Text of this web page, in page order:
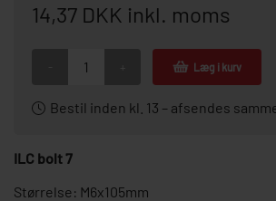
14,37 DKK inkl. moms
Læg i kurv
Bestil inden kl. 13 – afsendes
ILC bolt 7
Størrelse: M6x105mm